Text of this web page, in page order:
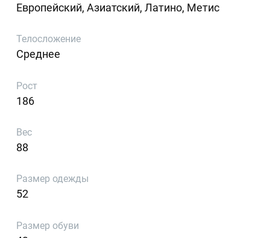
Европейский, Азиатский, Латино, Метис
Телосложение
Среднее
Рост
186
Вес
88
Размер одежды
52
Размер обуви